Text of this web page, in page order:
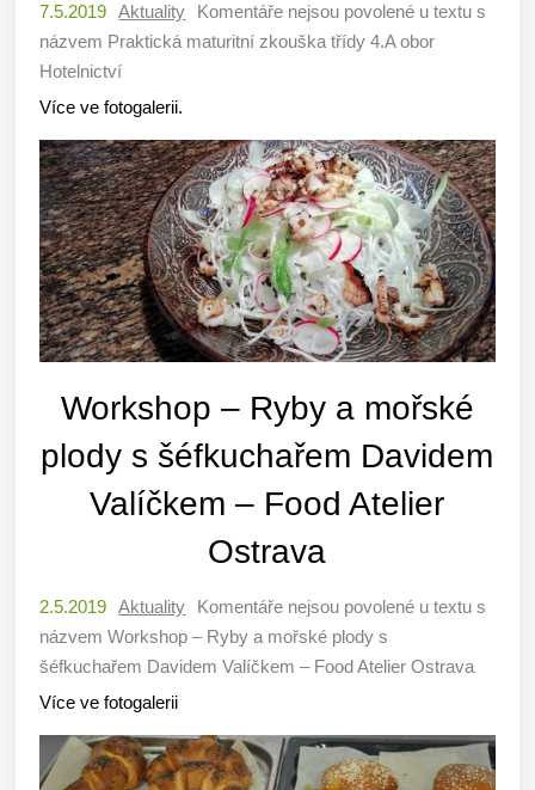
7.5.2019 Aktuality Komentáře nejsou povolené u textu s
názvem Praktická maturitní zkouška třídy 4.A obor
Hotelnictví
Více ve fotogalerii.
Workshop – Ryby a mořské
plody s šéfkuchařem Davidem
Valíčkem – Food Atelier
Ostrava
2.5.2019 Aktuality Komentáře nejsou povolené u textu s
názvem Workshop – Ryby a mořské plody s
šéfkuchařem Davidem Valíčkem – Food Atelier Ostrava
Více ve fotogalerii